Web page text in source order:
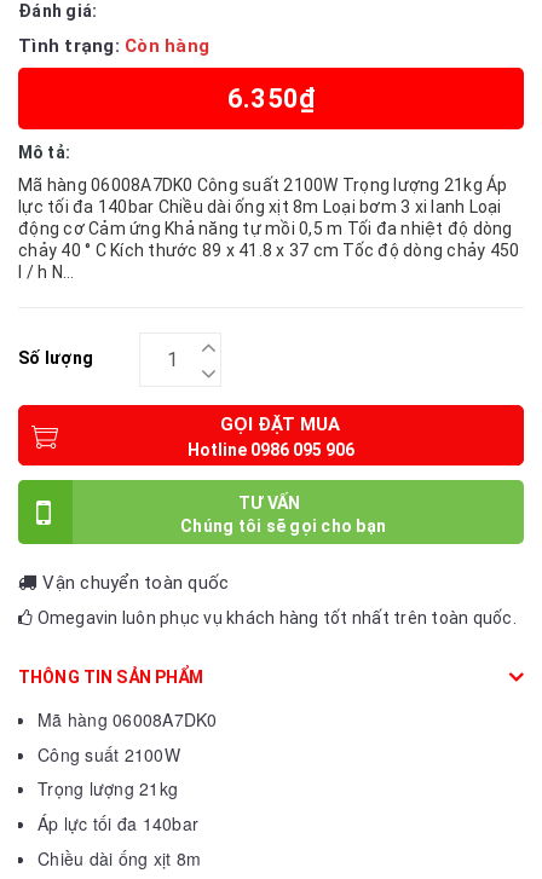
Đánh giá:
Tình trạng: Còn hàng
6.350₫
Mô tả:
Mã hàng 06008A7DK0 Công suất 2100W Trọng lượng 21kg Áp
lực tối đa 140bar Chiều dài ống xịt 8m Loại bơm 3 xi lanh Loại
động cơ Cảm ứng Khả năng tự mồi 0,5 m Tối đa nhiệt độ dòng
chảy 40 ° C Kích thước 89 x 41.8 x 37 cm Tốc độ dòng chảy 450
l / h N...
Số lượng
GỌI ĐẶT MUA
TƯ VẤN
Vận chuyển toàn quốc
Omegavin luôn phục vụ khách hàng tốt nhất trên toàn quốc.
THÔNG TIN SẢN PHẨM
Mã hàng 06008A7DK0
Công suất 2100W
Trọng lượng 21kg
Áp lực tối đa 140bar
Chiều dài ống xịt 8m